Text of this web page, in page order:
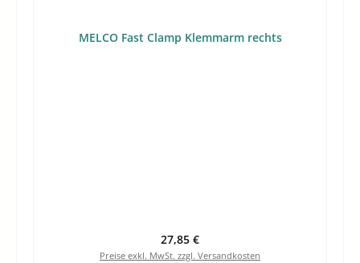
MELCO Fast Clamp Klemmarm rechts
Regulärer Preis:
27,85 €
Preise exkl. MwSt. zzgl. Versandkosten